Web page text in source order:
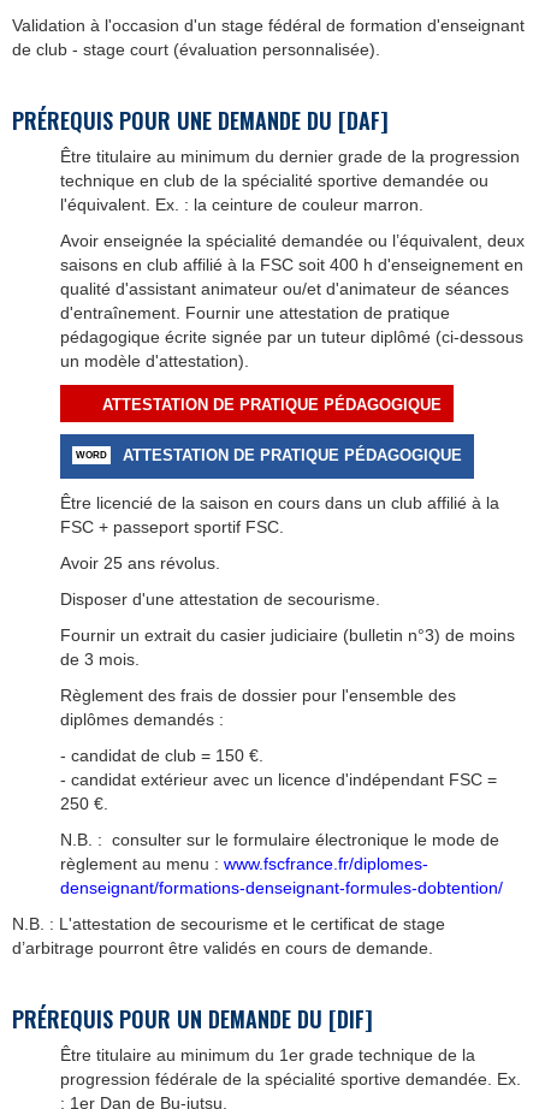
Validation à l'occasion d'un stage fédéral de formation d'enseignant
de club - stage court (évaluation personnalisée).
PRÉREQUIS POUR UNE DEMANDE DU [DAF]
Être titulaire au minimum du dernier grade de la progression
technique en club de la spécialité sportive demandée ou
l'équivalent. Ex. : la ceinture de couleur marron.
Avoir enseignée la spécialité demandée ou l’équivalent, deux
saisons en club affilié à la FSC soit 400 h d'enseignement en
qualité d'assistant animateur ou/et d'animateur de séances
d'entraînement. Fournir une attestation de pratique
pédagogique écrite signée par un tuteur diplômé (ci-dessous
un modèle d'attestation).
ATTESTATION DE PRATIQUE PÉDAGOGIQUE
ATTESTATION DE PRATIQUE PÉDAGOGIQUE
Être licencié de la saison en cours dans un club affilié à la
FSC + passeport sportif FSC.
Avoir 25 ans révolus.
Disposer d'une attestation de secourisme.
Fournir un extrait du casier judiciaire (bulletin n°3) de moins
de 3 mois.
Règlement des frais de dossier pour l'ensemble des
diplômes demandés :
- candidat de club = 150 €.
- candidat extérieur avec un licence d'indépendant FSC =
250 €.
N.B. : consulter sur le formulaire électronique le mode de
règlement au menu : www.fscfrance.fr/diplomes-
denseignant/formations-denseignant-formules-dobtention/
N.B. : L'attestation de secourisme et le certificat de stage
d’arbitrage pourront être validés en cours de demande.
PRÉREQUIS POUR UN DEMANDE DU [DIF]
Être titulaire au minimum du 1er grade technique de la
progression fédérale de la spécialité sportive demandée. Ex.
: 1er Dan de Bu-jutsu.